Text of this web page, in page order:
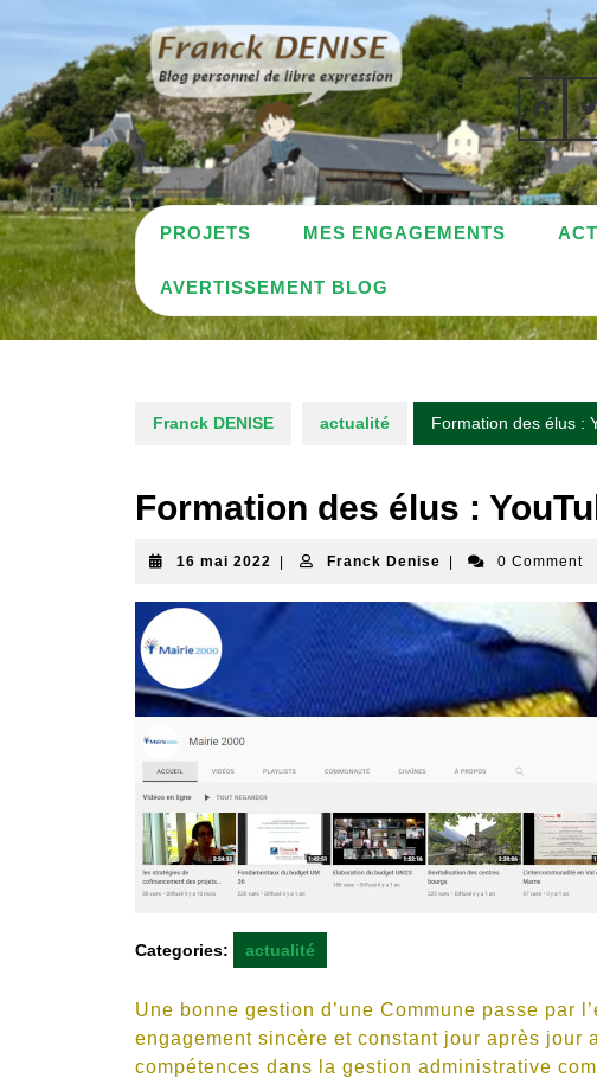
PROJETS MES ENGAGEMENTS
AVERTISSEMENT BLOG
Franck DENISE actualité Formation des élus :
Formation des élus :
16 mai 2022 16
2022
Franck Denise Franck
0 Comment
Categories: actualité
Une bonne gestion d’une Commune passe par
engagement sincère et constant jour après
compétences dans la gestion administrative